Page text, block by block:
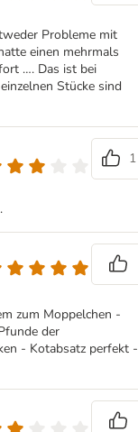
Probleme mit
einen mehrmals
…. Das ist bei
Stücke sind
1
zum Moppelchen -
der
- Kotabsatz perfekt -